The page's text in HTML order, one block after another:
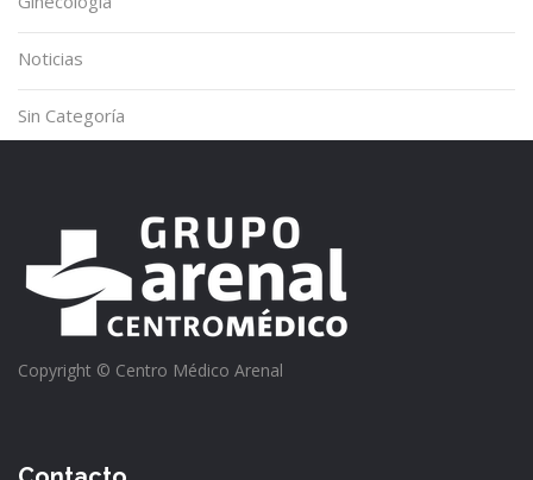
Noticias
Sin Categoría
Copyright © Centro Médico Arenal